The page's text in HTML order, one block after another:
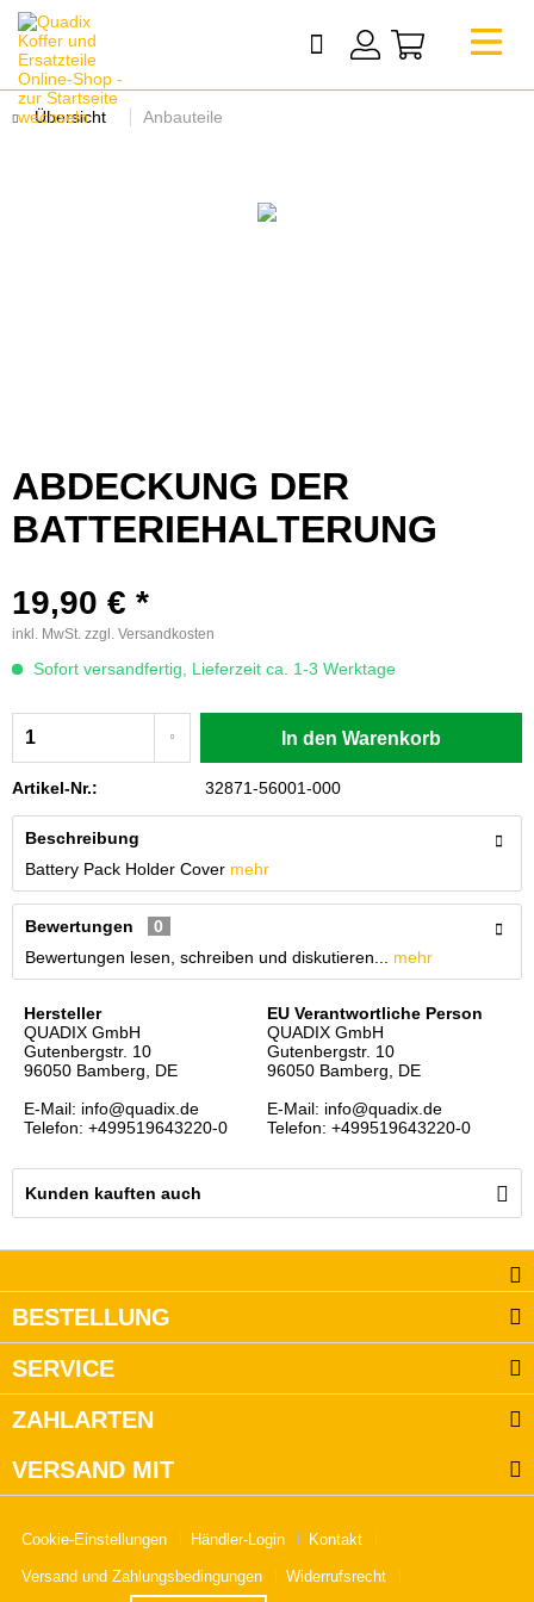
Übersicht Anbauteile
ABDECKUNG DER
BATTERIEHALTERUNG
19,90 € *
inkl. MwSt. zzgl. Versandkosten
Sofort versandfertig, Lieferzeit ca. 1-3 Werktage
In den Warenkorb
Artikel-Nr.: 32871-56001-000
Beschreibung
Battery Pack Holder Cover mehr
Bewertungen
0
Bewertungen lesen, schreiben und diskutieren...
mehr
Hersteller
QUADIX GmbH
Gutenbergstr. 10
96050 Bamberg, DE
E-Mail: info@quadix.de
Telefon: +499519643220-0
EU Verantwortliche Person
QUADIX GmbH
Gutenbergstr. 10
96050 Bamberg, DE
E-Mail: info@quadix.de
Telefon: +499519643220-0
Kunden kauften auch
BESTELLUNG
SERVICE
ZAHLARTEN
VERSAND MIT
Cookie-Einstellungen Händler-Login Kontakt
Versand und Zahlungsbedingungen Widerrufsrecht